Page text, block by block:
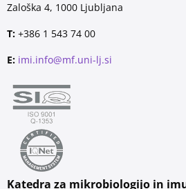
Zaloška 4, 1000 Ljubljana
T: +386 1 543 74 00
E: imi.info@mf.uni-lj.si
Katedra za mikrobiologijo in